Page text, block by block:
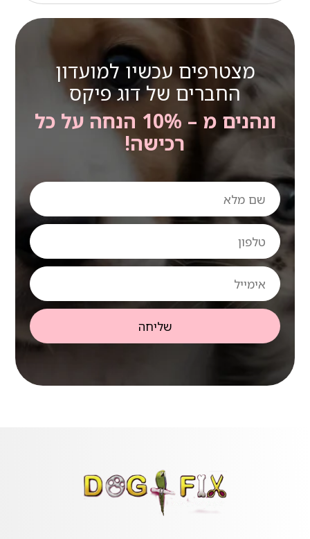
מצטרפים עכשיו למועדון
החברים של דוג פיקס
ונהנים מ – 10% הנחה על כל
רכישה!
שם
מלא
טלפון
אימייל
שליחה